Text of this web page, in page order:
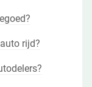
rijd?